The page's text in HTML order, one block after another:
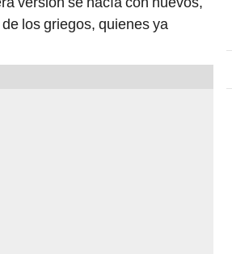
los griegos, quienes ya